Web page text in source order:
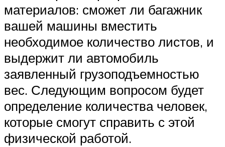
материалов: сможет ли багажник
вашей машины вместить
необходимое количество листов, и
выдержит ли автомобиль
заявленный грузоподъемностью
вес. Следующим вопросом будет
определение количества человек,
которые смогут справить с этой
физической работой.